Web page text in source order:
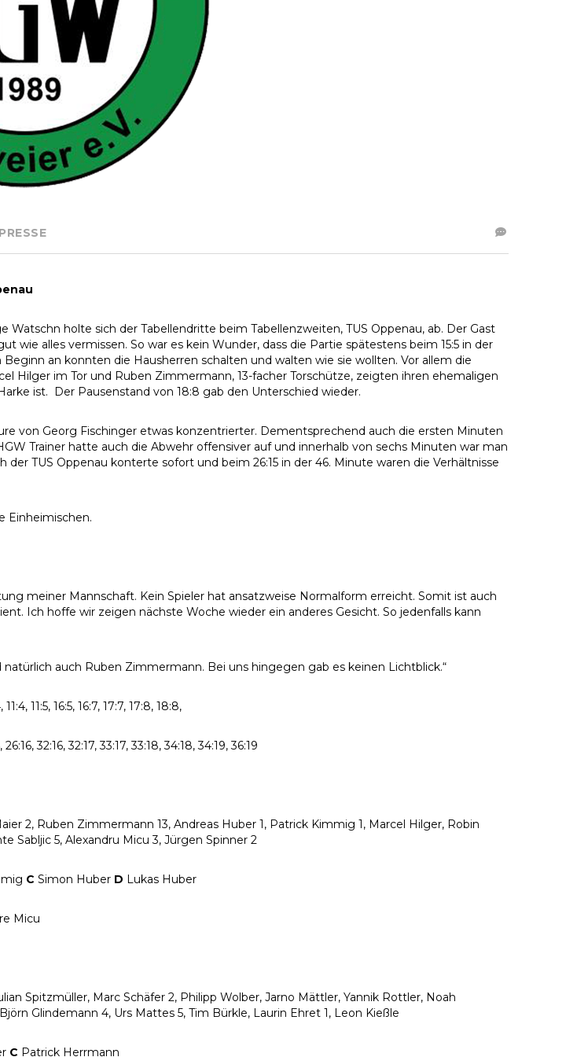
Watschn holte sich der Tabellendritte beim Tabellenzweiten, TUS Oppenau, ab. Der Gast
wie alles vermissen. So war es kein Wunder, dass die Partie spätestens beim 15:5 in der
Beginn an konnten die Hausherren schalten und walten wie sie wollten. Vor allem die
Hilger im Tor und Ruben Zimmermann, 13-facher Torschütze, zeigten ihren ehemaligen
ist. Der Pausenstand von 18:8 gab den Unterschied wieder.
von Georg Fischinger etwas konzentrierter. Dementsprechend auch die ersten Minuten
Trainer hatte auch die Abwehr offensiver auf und innerhalb von sechs Minuten war man
der TUS Oppenau konterte sofort und beim 26:15 in der 46. Minute waren die Verhältnisse
Einheimischen.
meiner Mannschaft. Kein Spieler hat ansatzweise Normalform erreicht. Somit ist auch
Ich hoffe wir zeigen nächste Woche wieder ein anderes Gesicht. So jedenfalls kann
natürlich auch Ruben Zimmermann. Bei uns hingegen gab es keinen Lichtblick.“
11:5, 16:5, 16:7, 17:7, 17:8, 18:8,
32:16, 32:17, 33:17, 33:18, 34:18, 34:19, 36:19
2, Ruben Zimmermann 13, Andreas Huber 1, Patrick Kimmig 1, Marcel Hilger, Robin
Sabljic 5, Alexandru Micu 3, Jürgen Spinner 2
C Simon Huber D Lukas Huber
Micu
Spitzmüller, Marc Schäfer 2, Philipp Wolber, Jarno Mättler, Yannik Rottler, Noah
Glindemann 4, Urs Mattes 5, Tim Bürkle, Laurin Ehret 1, Leon Kießle
C Patrick Herrmann